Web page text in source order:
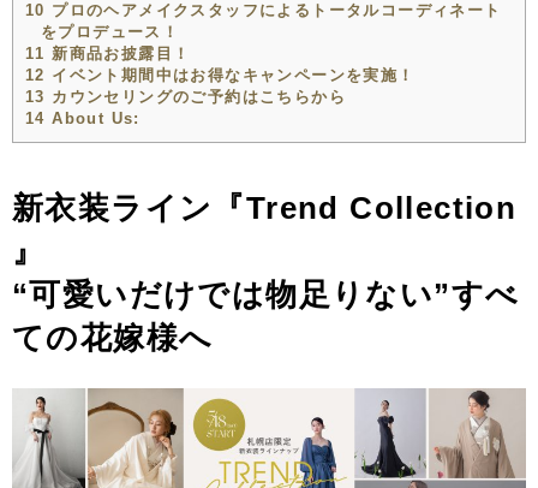
10 プロのヘアメイクスタッフによるトータルコーディネート
をプロデュース！
11 新商品お披露目！
12 イベント期間中はお得なキャンペーンを実施！
13 カウンセリングのご予約はこちらから
14 About Us:
新衣装ライン『Trend Collection
』
“可愛いだけでは物足りない”すべ
ての花嫁様へ